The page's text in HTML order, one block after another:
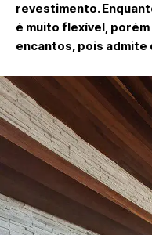
revestimento.
é muito flexível,
encantos, pois admite